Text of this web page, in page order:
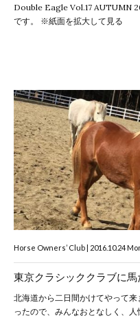
Double Eagle Vol.17 AUTUMN
です。 ※紙面を拡大して見る
Horse Owners’ Club | 2016.10.24
東京クラシッククラブに
北海道から二日間かけてやって
ったので、みんなおとなしく、